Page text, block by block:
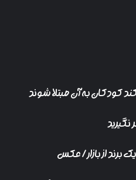
کودکان به آن مبتلا شوند
نگیرید
از بازار/ عکس